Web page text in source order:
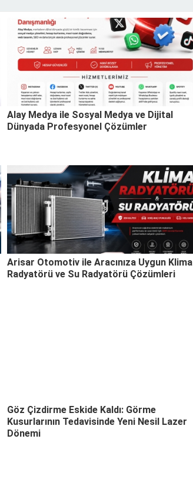
Alay Medya ile Sosyal Medya ve Dijital
Dünyada Profesyonel Çözümler
Arisar Otomotiv ile Aracınıza Uygun Klima
Radyatörü ve Su Radyatörü Çözümleri
Göz Çizdirme Eskide Kaldı: Görme
Kusurlarının Tedavisinde Yeni Nesil Lazer
Dönemi